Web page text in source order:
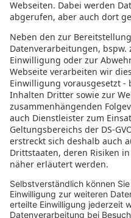
Arbeiten bei Wieland
Jobs Europa
Jobs Nordamerika
Jobs Asien
RECHTLICHES
Datenschutz
Impressum
Governance